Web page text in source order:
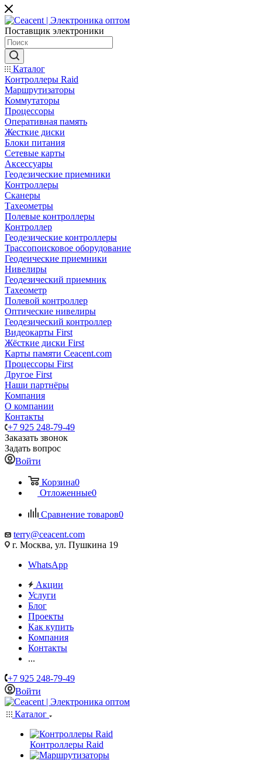
Поставщик электроники
Каталог
Контроллеры Raid
Маршрутизаторы
Коммутаторы
Процессоры
Оперативная память
Жесткие диски
Блоки питания
Сетевые карты
Аксессуары
Геодезические приемники
Контроллеры
Сканеры
Тахеометры
Полевые контроллеры
Контроллер
Геодезические контроллеры
Трассопоисковое оборудование
Геодеические приемники
Нивелиры
Геодезический приемник
Тахеометр
Полевой контроллер
Оптические нивелиры
Геодезический контроллер
Видеокарты First
Жёсткие диски First
Карты памяти Ceacent.com
Процессоры First
Другое First
Наши партнёры
Компания
О компании
Контакты
+7 925 248-79-49
Заказать звонок
Задать вопрос
Войти
Корзина0
Отложенные0
Сравнение товаров0
terry@ceacent.com
г. Москва, ул. Пушкина 19
WhatsApp
Акции
Услуги
Блог
Проекты
Как купить
Компания
Контакты
...
+7 925 248-79-49
Войти
Каталог
Контроллеры Raid